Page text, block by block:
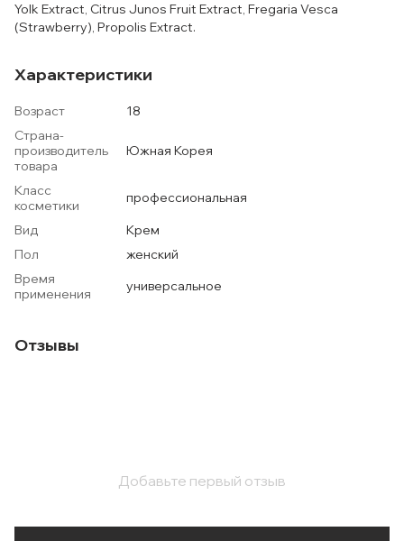
Yolk Extract, Citrus Junos Fruit Extract, Fregaria Vesca
(Strawberry), Propolis Extract.
Характеристики
Возраст
18
Страна-
производитель
товара
Южная Корея
Класс
косметики
профессиональная
Вид
Крем
Пол
женский
Время
применения
универсальное
Отзывы
Добавьте первый отзыв